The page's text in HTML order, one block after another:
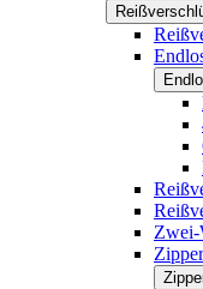
Zwei-
Zipper